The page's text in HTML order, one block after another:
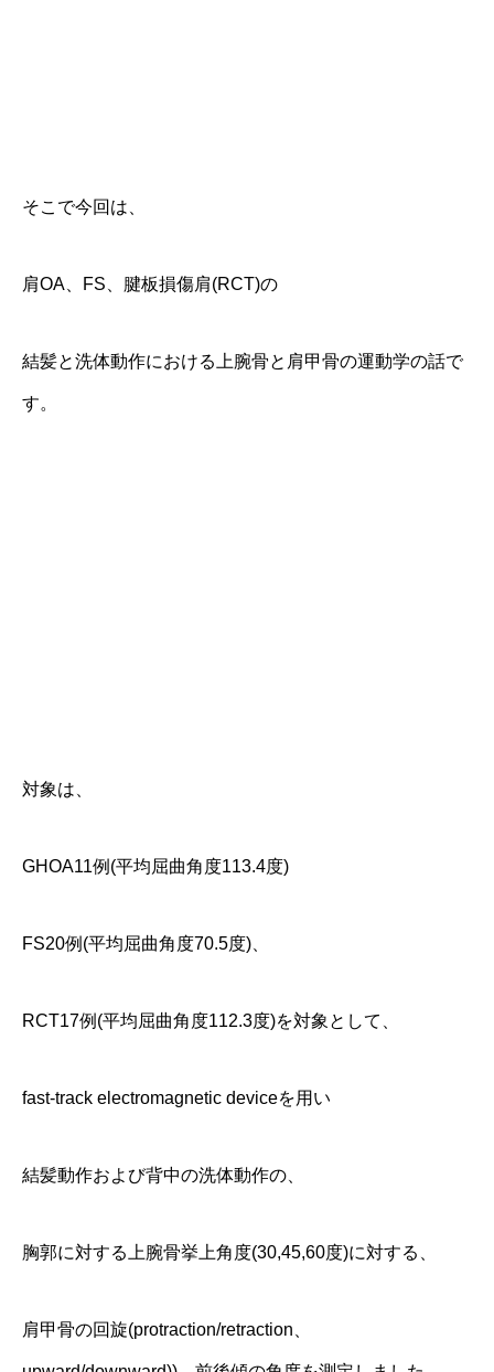
そこで今回は、
肩OA、FS、腱板損傷肩(RCT)の
結髪と洗体動作における上腕骨と肩甲骨の運動学の話で
す。
対象は、
GHOA11例(平均屈曲角度113.4度)
FS20例(平均屈曲角度70.5度)、
RCT17例(平均屈曲角度112.3度)を対象として、
fast-track electromagnetic deviceを用い
結髪動作および背中の洗体動作の、
胸郭に対する上腕骨挙上角度(30,45,60度)に対する、
肩甲骨の回旋(protraction/retraction、